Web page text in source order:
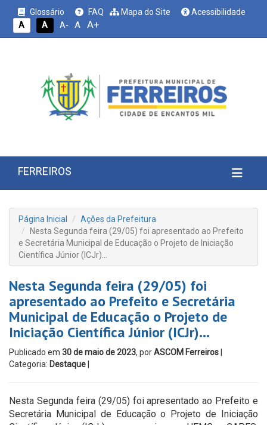
Glossário FAQ Mapa do Site
Acessibilidade
A
A A- A A+
FERREIROS
Página Inicial
Ações da Prefeitura
Nesta Segunda feira (29/05) foi apresentado ao Prefeito
e Secretária Municipal de Educação o Projeto de Iniciação
Científica Júnior (ICJr)…
Nesta Segunda feira (29/05) foi
apresentado ao Prefeito e Secretária
Municipal de Educação o Projeto de
Iniciação Científica Júnior (ICJr)…
Publicado em 30 de maio de 2023, porASCOM Ferreiros
Categoria: Destaque
Nesta Segunda feira (29/05) foi apresentado ao Prefeito e
Secretária Municipal de Educação o Projeto de Iniciação